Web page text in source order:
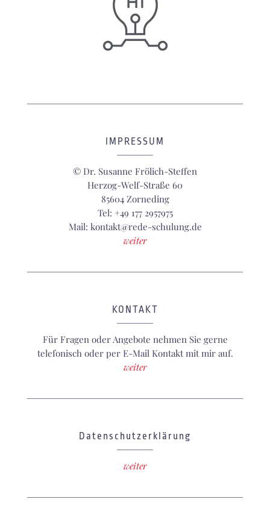
IMPRESSUM
© Dr. Susanne Frölich-Steffen
Herzog-Welf-Straße 60
85604 Zorneding
Tel: +49 177 2957975
Mail: kontakt@rede-schulung.de
weiter
KONTAKT
Für Fragen oder Angebote nehmen Sie gerne
telefonisch oder per E-Mail Kontakt mit mir auf.
weiter
Datenschutzerklärung
weiter